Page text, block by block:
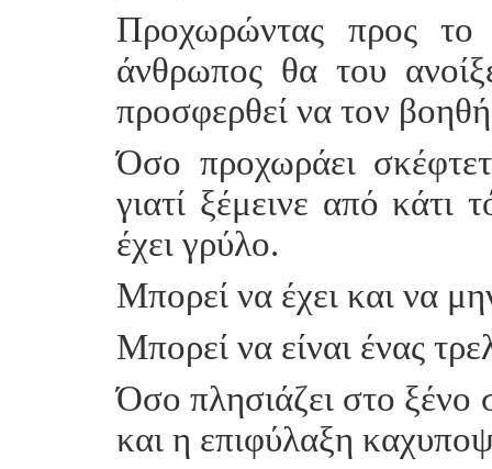
Προχωρώντας προς το
άνθρωπος θα του
προσφερθεί να τον
Όσο προχωράει
γιατί ξέμεινε από
έχει γρύλο.
Μπορεί να έχει και να
Μπορεί να είναι ένας
Όσο πλησιάζει στο ξένο
και η επιφύλαξη